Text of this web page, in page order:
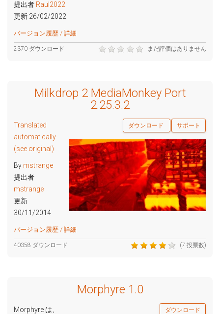
提出者 Raul2022
更新 26/02/2022
バージョン履歴 / 詳細
まだ評価はありません
2370 ダウンロード
Milkdrop 2 MediaMonkey Port
2.25.3.2
ダウンロード サポート
Translated
automatically
(see original)
By mstrange
提出者
mstrange
更新
30/11/2014
バージョン履歴 / 詳細
(7 投票数)
40358 ダウンロード
Morphyre 1.0
ダウンロード
Morphyre は、